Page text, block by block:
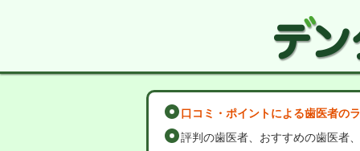
口コミ・ポイントによる歯医者の
評判の歯医者、おすすめの歯医者